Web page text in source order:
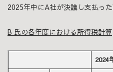
2025年中にA社が決議し支払っ
B 氏の各年度における所得税計算
2024